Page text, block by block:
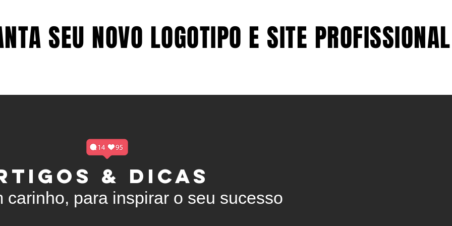
SEU NOVO LOGOTIPO E SITE PROFISSIONAL
SEU NOVO LOGOTIPO E SITE PROFISSIONAL
& DICAS
carinho, para inspirar o seu sucesso